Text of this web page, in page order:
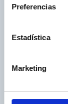
Preferencias
Estadística
Marketing